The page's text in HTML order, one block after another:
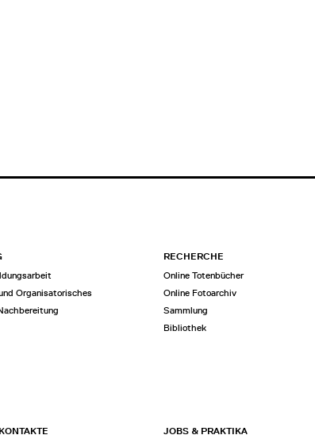
Organisatorisches
RECHERCHE
Online Totenbücher
Online Fotoarchiv
Sammlung
Bibliothek
JOBS & PRAKTIKA